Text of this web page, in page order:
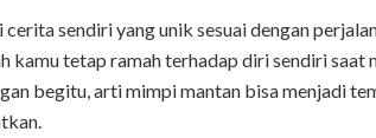
sendiri yang unik sesuai dengan
kamu tetap ramah terhadap diri sendiri saat
begitu, arti mimpi mantan bisa menjadi